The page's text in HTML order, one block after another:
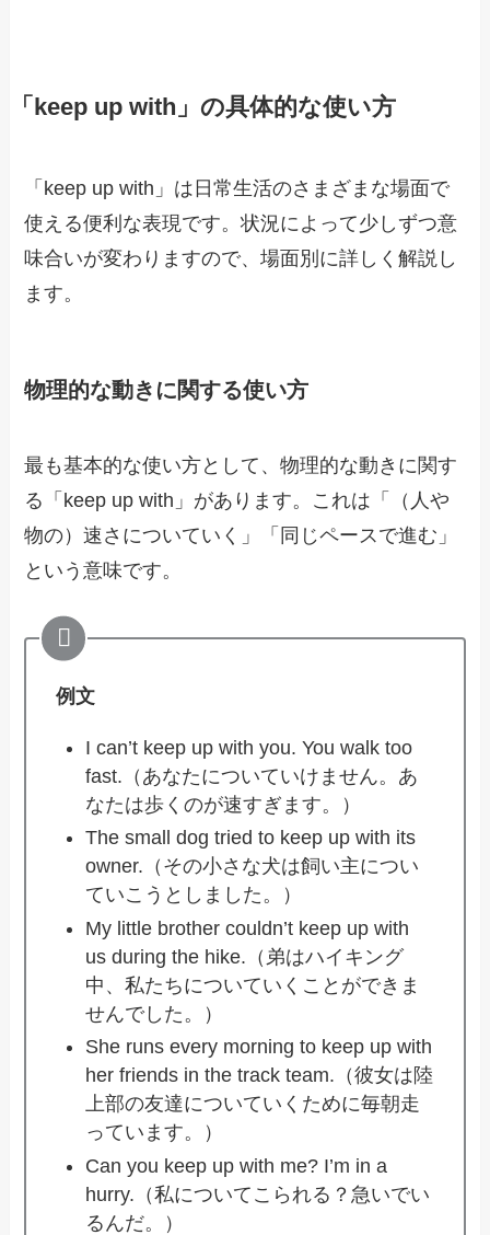
「keep up with」の具体的な使い方
「keep up with」は日常生活のさまざまな場面で
使える便利な表現です。状況によって少しずつ意
味合いが変わりますので、場面別に詳しく解説し
ます。
物理的な動きに関する使い方
最も基本的な使い方として、物理的な動きに関す
る「keep up with」があります。これは「（人や
物の）速さについていく」「同じペースで進む」
という意味です。
例文
I can’t keep up with you. You walk too
fast.（あなたについていけません。あ
なたは歩くのが速すぎます。）
The small dog tried to keep up with its
owner.（その小さな犬は飼い主につい
ていこうとしました。）
My little brother couldn’t keep up with
us during the hike.（弟はハイキング
中、私たちについていくことができま
せんでした。）
She runs every morning to keep up with
her friends in the track team.（彼女は陸
上部の友達についていくために毎朝走
っています。）
Can you keep up with me? I’m in a
hurry.（私についてこられる？急いでい
るんだ。）